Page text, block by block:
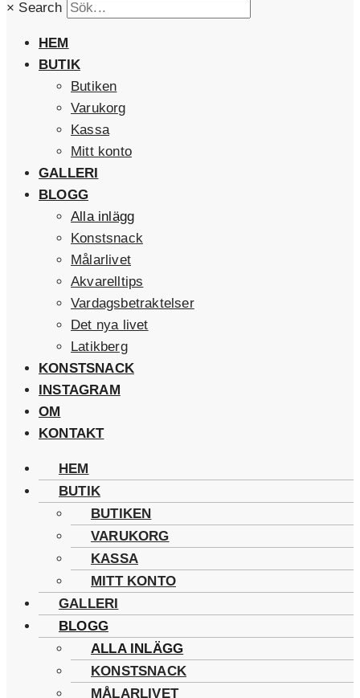
× Search
HEM
BUTIK
Butiken
Varukorg
Kassa
Mitt konto
GALLERI
BLOGG
Alla inlägg
Konstsnack
Målarlivet
Akvarelltips
Vardagsbetraktelser
Det nya livet
Latikberg
KONSTSNACK
INSTAGRAM
OM
KONTAKT
HEM
BUTIK
BUTIKEN
VARUKORG
KASSA
MITT KONTO
GALLERI
BLOGG
ALLA INLÄGG
KONSTSNACK
MÅLARLIVET